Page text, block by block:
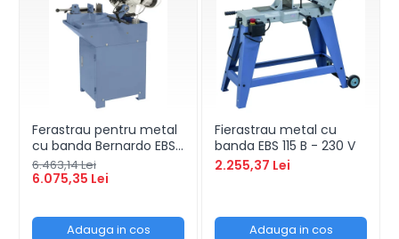
Ferastrau pentru metal
cu banda Bernardo EBS
150 GC
6.463,14 Lei
6.075,35 Lei
Adauga in cos
Fierastrau metal cu
banda EBS 115 B - 230 V
2.255,37 Lei
Adauga in cos